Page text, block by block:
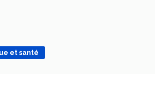
et santé